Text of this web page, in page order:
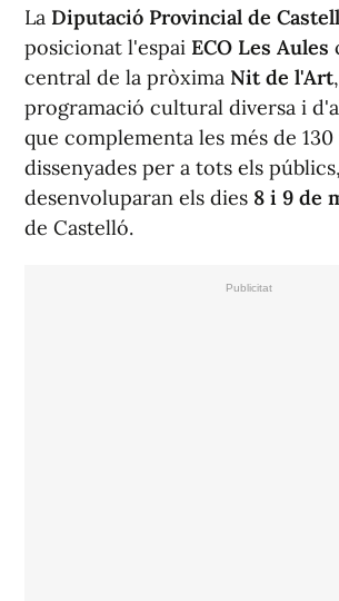
La Diputació Provincial de
posicionat l'espai ECO Les Aules
central de la pròxima Nit de l'Art
programació cultural diversa i
que complementa les més de
dissenyades per a tots els
desenvoluparan els dies 8 i 9 de
de Castelló.